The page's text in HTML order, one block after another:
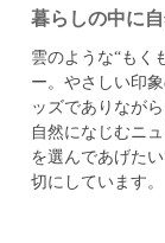
暮らしの中に
雲のような“もく
ー。 やさしい印
ッズでありなが
自然になじむニ
を選んであげた
切にしています。